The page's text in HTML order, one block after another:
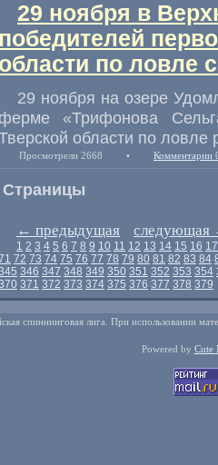
29 ноября в
победителей
области по ловле
29 ноября на озере
«Трифонова
области по
Просмотрели 2668 • Комментарии
Страницы
← предыдущая следующая
1 2 3 4 5 6 7 8 9 10 11 12 13 14 15 16 17
72 73 74 75 76 77 78 79 80 81 82 83 84
346 347 348 349 350 351 352 353 354
371 372 373 374 375 376 377 378 379
спиннинговая лига. При использовании
Powered by Cute